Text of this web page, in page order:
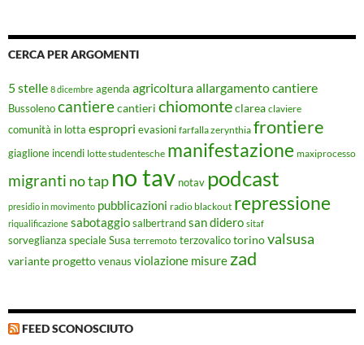
CERCA PER ARGOMENTI
5 stelle 8 dicembre agenda agricolturaallargamento cantiere
Bussolenocantierecantieri chiomonteclarea claviere
comunità in lotta espropri evasioni farfalla zerynthia frontiere
giaglione incendi lotte studentesche manifestazione maxiprocesso
migranti no tap no tav notav podcast
presidio in movimento pubblicazioni radio blackout repressione
riqualificazione sabotaggiosalbertrandsan didero sitaf
sorveglianza speciale Susa terremoto terzovalico torinovalsusa
variante progettovenaus violazione misure zad
FEED SCONOSCIUTO